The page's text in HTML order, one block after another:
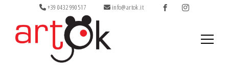
+39 0432 990517 info@artok.it